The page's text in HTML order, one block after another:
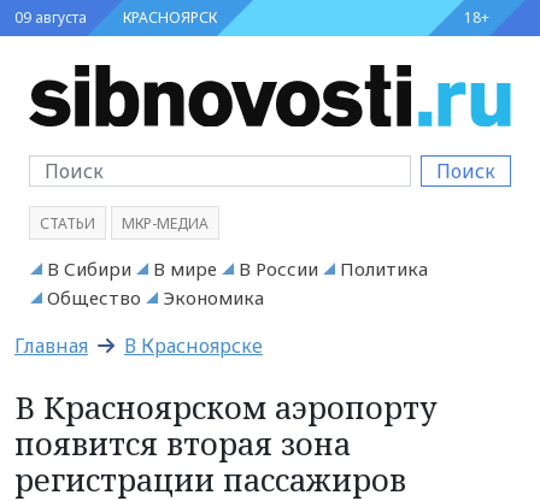
09 августа КРАСНОЯРСК 18+
Поиск
СТАТЬИ МКР-МЕДИА
В Сибири В мире В России
Политика
Общество
Экономика
Главная В Красноярске
В Красноярском аэропорту
появится вторая зона
регистрации пассажиров